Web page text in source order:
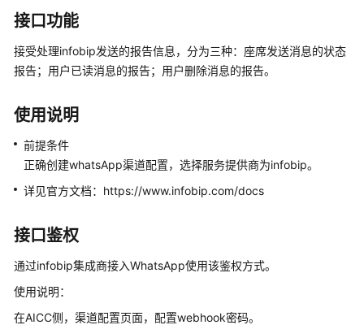
速
入
户
指
南
格
明
开
接口功能
接受处理infobip发送的报告信息，分为三种：座席发送消息的状态
报告；用户已读消息的报告；用户删除消息的报告。
使用说明
前提条件
正确创建whatsApp渠道配置，选择服务提供商为infobip。
详见官方文档：https://www.infobip.com/docs
接口鉴权
通过infobip集成商接入WhatsApp使用该鉴权方式。
使用说明：
在AICC侧，渠道配置页面，配置webhook密码。